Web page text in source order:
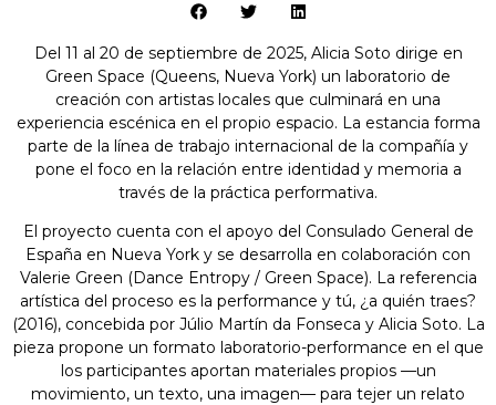
Del 11 al 20 de septiembre de 2025, Alicia Soto dirige en
Green Space (Queens, Nueva York) un laboratorio de
creación con artistas locales que culminará en una
experiencia escénica en el propio espacio. La estancia forma
parte de la línea de trabajo internacional de la compañía y
pone el foco en la relación entre identidad y memoria a
través de la práctica performativa.
El proyecto cuenta con el apoyo del Consulado General de
España en Nueva York y se desarrolla en colaboración con
Valerie Green (Dance Entropy / Green Space). La referencia
artística del proceso es la performance y tú, ¿a quién traes?
(2016), concebida por Júlio Martín da Fonseca y Alicia Soto. La
pieza propone un formato laboratorio-performance en el que
los participantes aportan materiales propios —un
movimiento, un texto, una imagen— para tejer un relato